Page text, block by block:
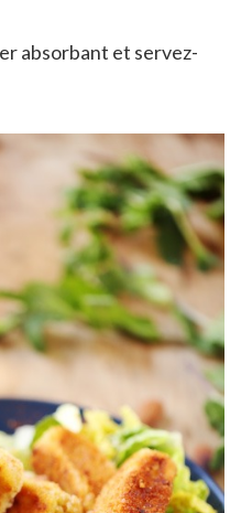
absorbant et servez-